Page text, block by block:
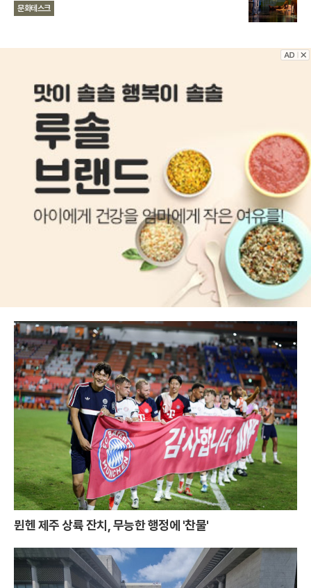
문화테스크
뮌헨 제주 상륙 잔치, 무능한 행정에 '찬물'